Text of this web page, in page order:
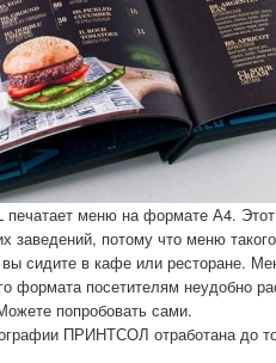
печатает меню на формате А4.
заведений, потому что меню
вы сидите в кафе или ресторане.
формата посетителям неудобно
попробовать сами.
ПРИНТСОЛ отработана до